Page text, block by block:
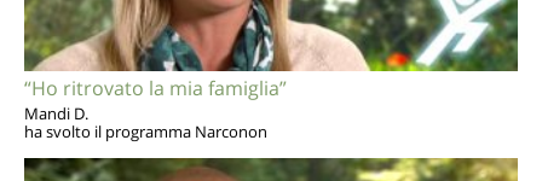
“Ho ritrovato la mia famiglia”
Mandi D.
ha svolto il programma Narconon